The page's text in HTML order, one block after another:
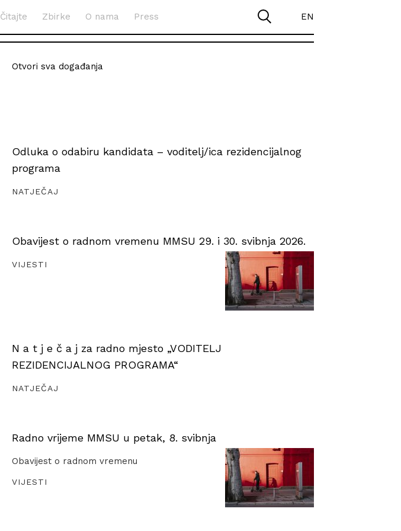
Čitajte Zbirke O nama Press EN
Otvori sva događanja
Odluka o odabiru kandidata – voditelj/ica rezidencijalnog
programa
NATJEČAJ
Obavijest o radnom vremenu MMSU 29. i 30. svibnja 2026.
VIJESTI
N a t j e č a j za radno mjesto „VODITELJ
REZIDENCIJALNOG PROGRAMA“
NATJEČAJ
Radno vrijeme MMSU u petak, 8. svibnja
Obavijest o radnom vremenu
VIJESTI